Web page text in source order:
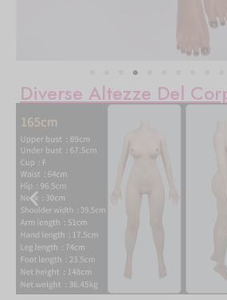
Diverse Altezze Del